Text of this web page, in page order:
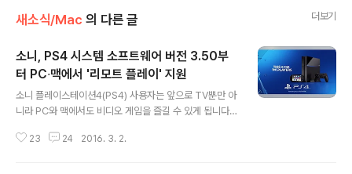
새소식/Mac 의 다른 글 더보기
소니, PS4 시스템 소프트웨어 버전 3.50부
터 PC∙맥에서 '리모트 플레이' 지원
소니 플레이스테이션4(PS4) 사용자는 앞으로 TV뿐만 아
니라 PC와 맥에서도 비디오 게임을 즐길 수 있게 됩니다.
통해 '리모트 플레이' 기능을 PC와 맥으로 확대 지원할 예
23 24 2016. 3. 2.